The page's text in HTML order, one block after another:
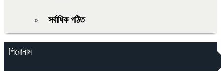
সর্বাধিক পঠিত
শিরোনাম